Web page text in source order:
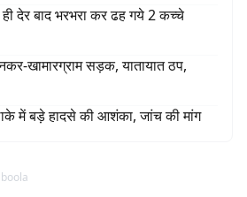
देर बाद भरभरा कर ढह गये 2 कच्चे
खामारग्राम सड़क, यातायात ठप,
में बड़े हादसे की आशंका, जांच की मांग